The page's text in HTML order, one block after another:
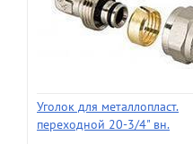
Уголок для металлопласт.
переходной 20-3/4" вн.